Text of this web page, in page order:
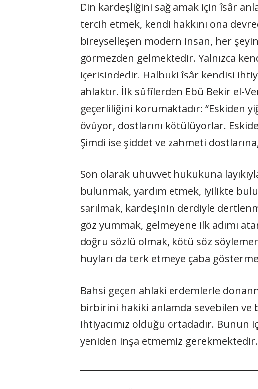
Din kardeşliğini sağlamak için îsâr
tercih etmek, kendi hakkını ona
bireyselleşen modern insan, her
görmezden gelmektedir. Yalnızca
içerisindedir. Halbuki îsâr kendisi
ahlaktır. İlk sûfîlerden Ebû Bekir el-
geçerliliğini korumaktadır: “Eskiden
övüyor, dostlarını kötülüyorlar.
Şimdi ise şiddet ve zahmeti
Son olarak uhuvvet hukukuna
bulunmak, yardım etmek, iyilikte
sarılmak, kardeşinin derdiyle
göz yummak, gelmeyene ilk adımı
doğru sözlü olmak, kötü söz
huyları da terk etmeye çaba
Bahsi geçen ahlaki erdemlerle
birbirini hakiki anlamda sevebilen ve
ihtiyacımız olduğu ortadadır. Bunun
yeniden inşa etmemiz gerekmektedir.